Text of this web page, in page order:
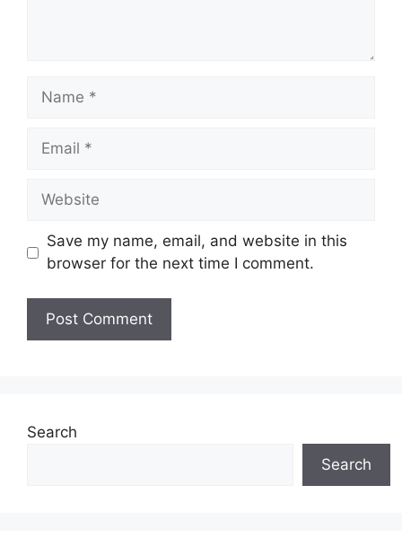
Name
Email
Website
Save my name, email, and website in this
browser for the next time I comment.
Search
Search